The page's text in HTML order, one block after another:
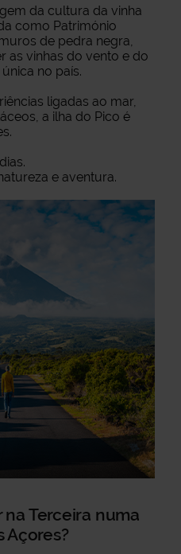
da cultura da vinha
como Património
de pedra negra,
as vinhas do vento e do
no país.
ligadas ao mar,
a ilha do Pico é
e aventura.
Terceira numa
Açores?